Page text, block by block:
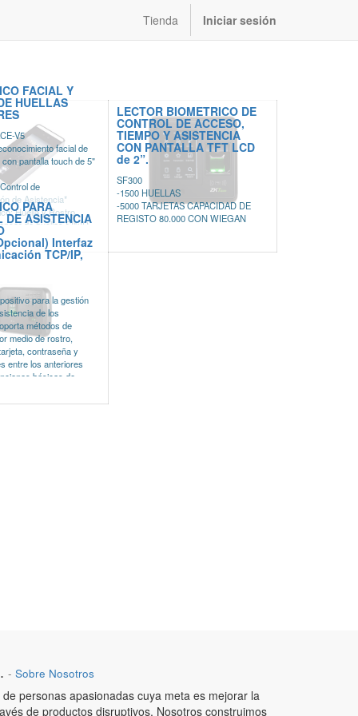
Tienda Iniciar sesión
FACIAL Y
HUELLAS
V5
facial de
pantalla touch de 5"
de
de Asistencia*
Huella y Rostro
de huellas SIlkID
(SDK Disponible)
de 0.3 a
(detección
6,000 rostros, 10,000
ZKBioSecurity /
LECTOR BIOMETRICO DE
CONTROL DE ACCESO,
TIEMPO Y ASISTENCIA
CON PANTALLA TFT LCD
de 2”.
SF300
-1500 HUELLAS
-5000 TARJETAS CAPACIDAD DE
REGISTO 80.000 CON WIEGAN
PARA
DE ASISTENCIA
Interfaz
TCP/IP,
para la gestión
de los
métodos de
medio de rostro,
contraseña y
entre los anteriores
básicas de
- Sobre Nosotros
personas apasionadas cuya meta es mejorar la
de productos disruptivos. Nosotros construimos